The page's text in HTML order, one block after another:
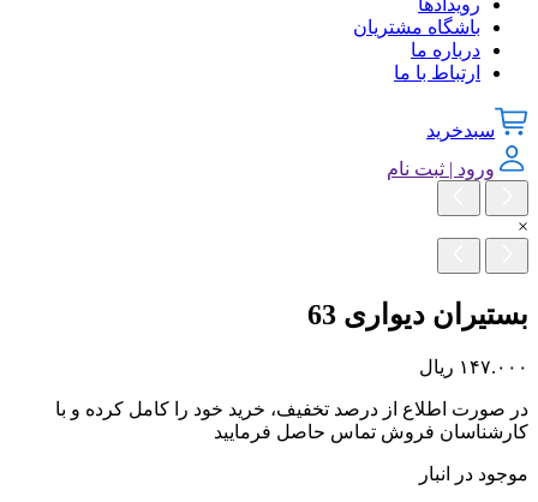
رویدادها
باشگاه مشتریان
درباره ما
ارتباط با ما
سبدخرید
ورود | ثبت نام
×
بستیران دیواری 63
۱۴۷.۰۰۰ ریال
در صورت اطلاع از درصد تخفیف، خرید خود را کامل کرده و با
کارشناسان فروش تماس حاصل فرمایید
موجود در انبار